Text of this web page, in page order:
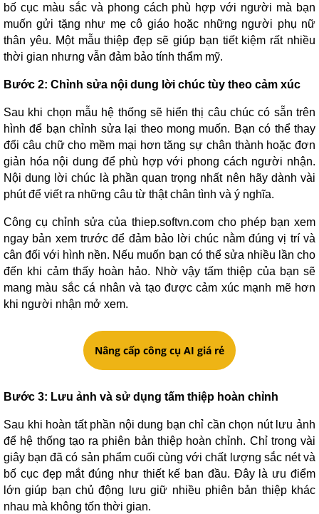
bố cục màu sắc và phong cách phù hợp với người mà bạn
muốn gửi tặng như mẹ cô giáo hoặc những người phụ nữ
thân yêu. Một mẫu thiệp đẹp sẽ giúp bạn tiết kiệm rất nhiều
thời gian nhưng vẫn đảm bảo tính thẩm mỹ.
Bước 2: Chỉnh sửa nội dung lời chúc tùy theo cảm xúc
Sau khi chọn mẫu hệ thống sẽ hiển thị câu chúc có sẵn trên
hình để bạn chỉnh sửa lại theo mong muốn. Bạn có thể thay
đổi câu chữ cho mềm mại hơn tăng sự chân thành hoặc đơn
giản hóa nội dung để phù hợp với phong cách người nhận.
Nội dung lời chúc là phần quan trọng nhất nên hãy dành vài
phút để viết ra những câu từ thật chân tình và ý nghĩa.
Công cụ chỉnh sửa của thiep.softvn.com cho phép bạn xem
ngay bản xem trước để đảm bảo lời chúc nằm đúng vị trí và
cân đối với hình nền. Nếu muốn bạn có thể sửa nhiều lần cho
đến khi cảm thấy hoàn hảo. Nhờ vậy tấm thiệp của bạn sẽ
mang màu sắc cá nhân và tạo được cảm xúc mạnh mẽ hơn
khi người nhận mở xem.
Nâng cấp công cụ AI giá rẻ
Bước 3: Lưu ảnh và sử dụng tấm thiệp hoàn chỉnh
Sau khi hoàn tất phần nội dung bạn chỉ cần chọn nút lưu ảnh
để hệ thống tạo ra phiên bản thiệp hoàn chỉnh. Chỉ trong vài
giây bạn đã có sản phẩm cuối cùng với chất lượng sắc nét và
bố cục đẹp mắt đúng như thiết kế ban đầu. Đây là ưu điểm
lớn giúp bạn chủ động lưu giữ nhiều phiên bản thiệp khác
nhau mà không tốn thời gian.